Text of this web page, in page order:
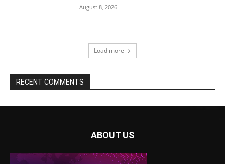
August 8, 2026
Load more
RECENT COMMENTS
ABOUT US